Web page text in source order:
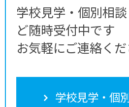
学校見学・個別相
ど随時受付中です
お気軽にご連絡く
学校見学・個